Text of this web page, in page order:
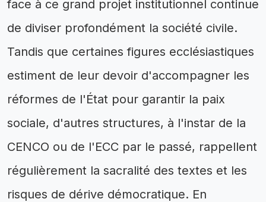
face à ce grand projet institutionnel continue
de diviser profondément la société civile.
Tandis que certaines figures ecclésiastiques
estiment de leur devoir d'accompagner les
réformes de l'État pour garantir la paix
sociale, d'autres structures, à l'instar de la
CENCO ou de l'ECC par le passé, rappellent
régulièrement la sacralité des textes et les
risques de dérive démocratique. En